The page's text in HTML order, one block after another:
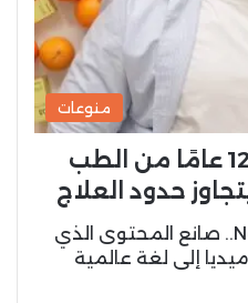
منوعات
د. أوليغ أباكوموف.. 12 عامًا من الطب
حدود العلاج
Negusflex.. صانع المحتوى الذي
إلى لغة عالمية